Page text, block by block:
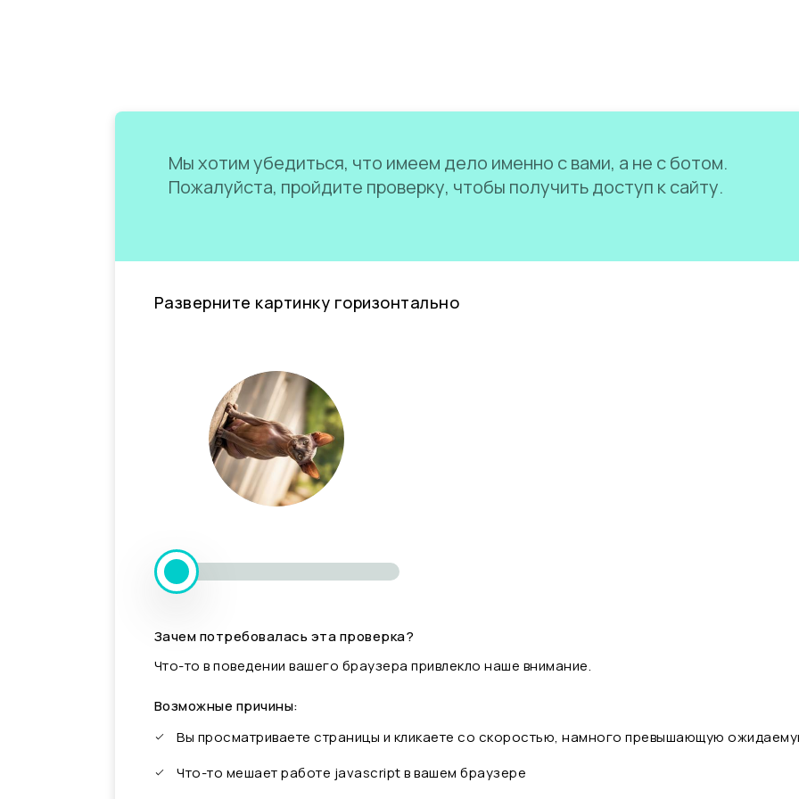
Мы хотим убедиться, что имеем дело именно с вами, а не с ботом.
Пожалуйста, пройдите проверку, чтобы получить доступ к сайту.
Разверните картинку горизонтально
Зачем потребовалась эта проверка?
Что-то в поведении вашего браузера привлекло наше внимание.
Возможные причины:
Вы просматриваете страницы и кликаете со скоростью, намного превышающую
Что-то мешает работе javascript в вашем браузере